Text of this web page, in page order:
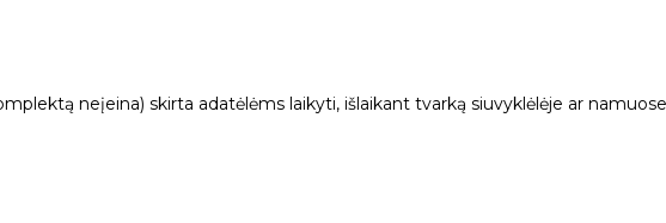
neįeina) skirta adatėlėms laikyti, išlaikant tvarką siuvyklėlėje ar